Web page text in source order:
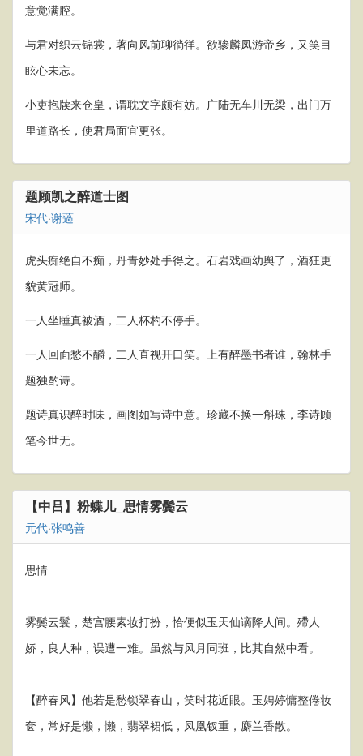
意觉满腔。
与君对织云锦裳，著向风前聊徜徉。欲骖麟凤游帝乡，又笑目
眩心未忘。
小吏抱牍来仓皇，谓耽文字颇有妨。广陆无车川无梁，出门万
里道路长，使君局面宜更张。
题顾凯之醉道士图
宋代·谢薖
虎头痴绝自不痴，丹青妙处手得之。石岩戏画幼舆了，酒狂更
貌黄冠师。
一人坐睡真被酒，二人杯杓不停手。
一人回面愁不釂，二人直视开口笑。上有醉墨书者谁，翰林手
题独酌诗。
题诗真识醉时味，画图如写诗中意。珍藏不换一斛珠，李诗顾
笔今世无。
【中吕】粉蝶儿_思情雾鬓云
元代·张鸣善
思情
雾鬓云鬟，楚宫腰素妆打扮，恰便似玉天仙谪降人间。殢人
娇，良人种，误遭一难。虽然与风月同班，比其自然中看。
【醉春风】他若是愁锁翠春山，笑时花近眼。玉娉婷慵整倦妆
奁，常好是懒，懒，翡翠裙低，凤凰钗重，麝兰香散。